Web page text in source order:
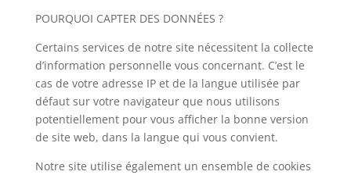
POURQUOI CAPTER DES DONNÉES ?
Certains services de notre site nécessitent la collecte
d’information personnelle vous concernant. C’est le
cas de votre adresse IP et de la langue utilisée par
défaut sur votre navigateur que nous utilisons
potentiellement pour vous afficher la bonne version
de site web, dans la langue qui vous convient.
Notre site utilise également un ensemble de cookies